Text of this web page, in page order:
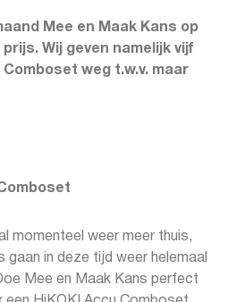
Mee en Maak Kans op
Wij geven namelijk vijf
Comboset weg t.w.v. maar
momenteel weer meer thuis,
in deze tijd weer helemaal
Mee en Maak Kans perfect